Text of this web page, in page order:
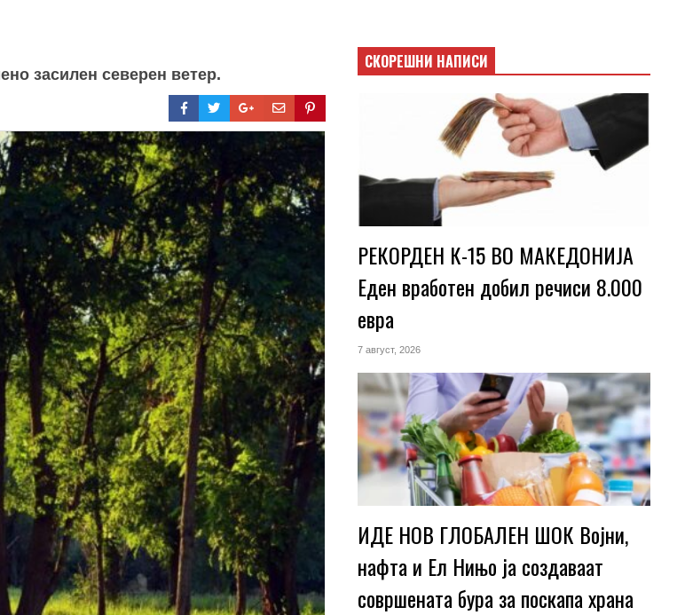
засилен северен ветер.
СКОРЕШНИ НАПИСИ
РЕКОРДЕН К-15 ВО МАКЕДОНИЈА
Еден вработен добил речиси 8.000
евра
7 август, 2026
ИДЕ НОВ ГЛОБАЛЕН ШОК Војни,
нафта и Ел Нињо ја создаваат
совршената бура за поскапа храна